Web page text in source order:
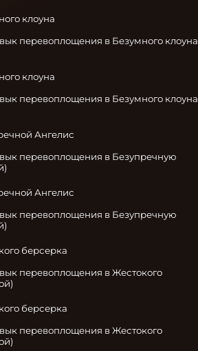
клоуна
перевоплощения в Безумного клоуна
клоуна
перевоплощения в Безумного клоуна
Ангелис
перевоплощения в Безупречную
Ангелис
перевоплощения в Безупречную
берсерка
перевоплощения в Жестокого
берсерка
перевоплощения в Жестокого